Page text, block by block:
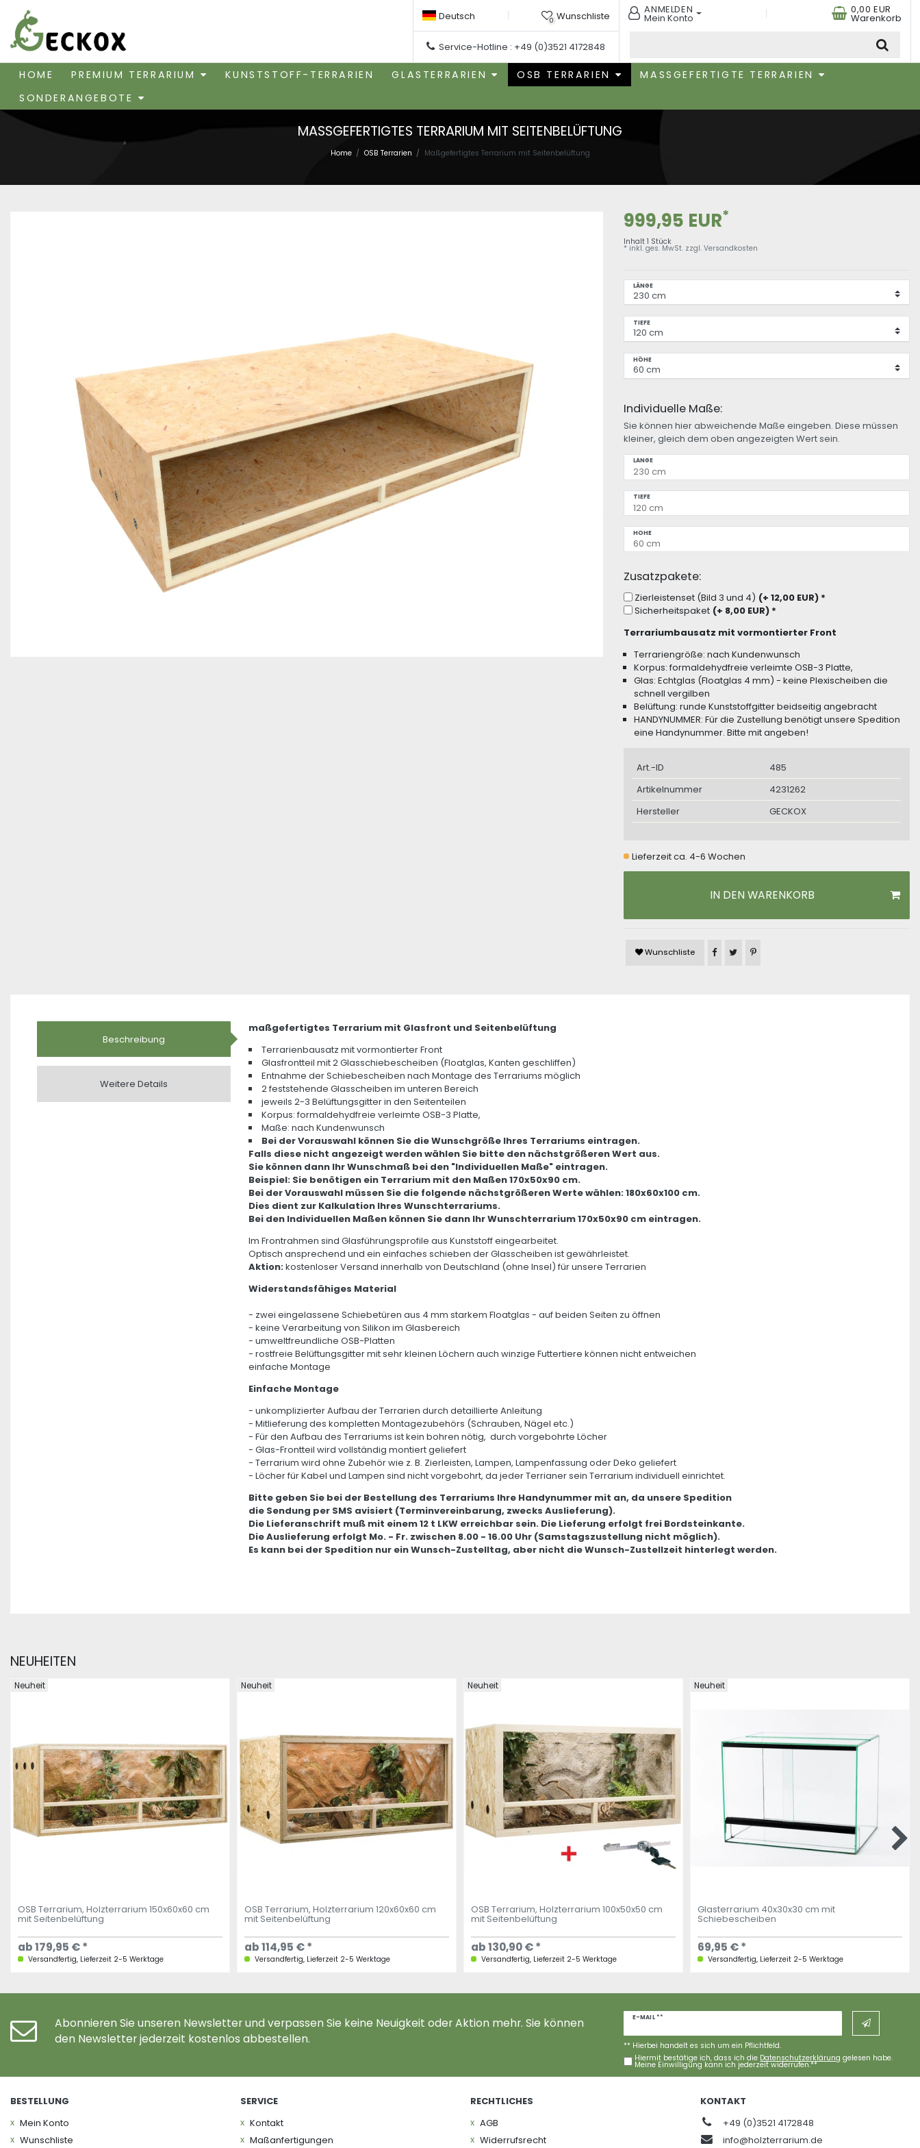
Deutsch 0 Wunschliste
Service-Hotline : +49 (0)3521 4172848
ANMELDEN
Mein Konto
0,00 EUR
Warenkorb
HOME PREMIUM TERRARIUM KUNSTSTOFF-TERRARIEN GLASTERRARIEN OSB TERRARIEN
MASSGEFERTIGTE TERRARIEN
SONDERANGEBOTE
MASSGEFERTIGTES TERRARIUM MIT SEITENBELÜFTUNG
Home OSB Terrarien Maßgefertigtes Terrarium mit Seitenbelüftung
999,95 EUR*
Inhalt 1 Stück
* inkl. ges. MwSt. zzgl. Versandkosten
LÄNGE
TIEFE
HÖHE
Individuelle Maße:
Sie können hier abweichende Maße eingeben. Diese müssen
kleiner, gleich dem oben angezeigten Wert sein.
LÄNGE
TIEFE
HÖHE
Zusatzpakete:
Zierleistenset (Bild 3 und 4) (+ 12,00 EUR)*
Sicherheitspaket (+ 8,00 EUR)*
Terrariumbausatz mit vormontierter Front
Terrariengröße: nach Kundenwunsch
Korpus: formaldehydfreie verleimte OSB-3 Platte,
Glas: Echtglas (Floatglas 4 mm) - keine Plexischeiben die
schnell vergilben
Belüftung: runde Kunststoffgitter beidseitig angebracht
HANDYNUMMER: Für die Zustellung benötigt unsere Spedition
eine Handynummer. Bitte mit angeben!
Art.-ID
485
Artikelnummer
4231262
Hersteller
GECKOX
Lieferzeit ca. 4-6 Wochen
IN DEN WARENKORB
Wunschliste Artikel auf Facebook teilen
Artikel auf Twitter teilen
Artikel auf Pinterest teilen
Beschreibung
Weitere Details
maßgefertigtes Terrarium mit Glasfront und Seitenbelüftung
Terrarienbausatz mit vormontierter Front
Glasfrontteil mit 2 Glasschiebescheiben (Floatglas, Kanten geschliffen)
Entnahme der Schiebescheiben nach Montage des Terrariums möglich
2 feststehende Glasscheiben im unteren Bereich
jeweils 2-3 Belüftungsgitter in den Seitenteilen
Korpus: formaldehydfreie verleimte OSB-3 Platte,
Maße: nach Kundenwunsch
Bei der Vorauswahl können Sie die Wunschgröße Ihres Terrariums eintragen.
Falls diese nicht angezeigt werden wählen Sie bitte den nächstgrößeren Wert aus.
Sie können dann Ihr Wunschmaß bei den "Individuellen Maße" eintragen.
Beispiel: Sie benötigen ein Terrarium mit den Maßen 170x50x90 cm.
Bei der Vorauswahl müssen Sie die folgende nächstgrößeren Werte wählen: 180x60x100 cm.
Dies dient zur Kalkulation Ihres Wunschterrariums.
Bei den Individuellen Maßen können Sie dann Ihr Wunschterrarium 170x50x90 cm eintragen.
Im Frontrahmen sind Glasführungsprofile aus Kunststoff eingearbeitet.
Optisch ansprechend und ein einfaches schieben der Glasscheiben ist gewährleistet.
Aktion:kostenloser Versand innerhalb von Deutschland (ohne Insel) für unsere Terrarien
Widerstandsfähiges Material
- zwei eingelassene Schiebetüren aus 4 mm starkem Floatglas - auf beiden Seiten zu öffnen
- keine Verarbeitung von Silikon im Glasbereich
- umweltfreundliche OSB-Platten
- rostfreie Belüftungsgitter mit sehr kleinen Löchern auch winzige Futtertiere können nicht entweichen
einfache Montage
Einfache Montage
- unkomplizierter Aufbau der Terrarien durch detaillierte Anleitung
- Mitlieferung des kompletten Montagezubehörs (Schrauben, Nägel etc.)
- Für den Aufbau des Terrariums ist kein bohren nötig, durch vorgebohrte Löcher
- Glas-Frontteil wird vollständig montiert geliefert
- Terrarium wird ohne Zubehör wie z. B. Zierleisten, Lampen, Lampenfassung oder Deko geliefert
- Löcher für Kabel und Lampen sind nicht vorgebohrt, da jeder Terrianer sein Terrarium individuell einrichtet.
Bitte geben Sie bei der Bestellung des Terrariums Ihre Handynummer mit an, da unsere Spedition
die Sendung per SMS avisiert (Terminvereinbarung, zwecks Auslieferung).
Die Lieferanschrift muß mit einem 12 t LKW erreichbar sein. Die Lieferung erfolgt frei Bordsteinkante.
Die Auslieferung erfolgt Mo. - Fr. zwischen 8.00 - 16.00 Uhr (Samstagszustellung nicht möglich).
Es kann bei der Spedition nur ein Wunsch-Zustelltag, aber nicht die Wunsch-Zustellzeit hinterlegt werden.
NEUHEITEN
Neuheit
OSB Terrarium, Holzterrarium 150x60x60 cm
mit Seitenbelüftung
ab 179,95 € *
Versandfertig, Lieferzeit 2-5 Werktage
Neuheit
OSB Terrarium, Holzterrarium 120x60x60 cm
mit Seitenbelüftung
ab 114,95 € *
Versandfertig, Lieferzeit 2-5 Werktage
Neuheit
OSB Terrarium, Holzterrarium 100x50x50 cm
mit Seitenbelüftung
ab 130,90 € *
Versandfertig, Lieferzeit 2-5 Werktage
Neuheit
Glasterrarium 40x30x30 cm mit
Schiebescheiben
69,95 € *
Versandfertig, Lieferzeit 2-5 Werktage
Abonnieren Sie unseren Newsletter und verpassen Sie keine Neuigkeit oder Aktion mehr. Sie können
den Newsletter jederzeit kostenlos abbestellen.
E-MAIL **
Newsletter
Hiermit bestätige ich, dass ich die Daten­schutz­erklärung gelesen habe.
Meine Einwilligung kann ich jederzeit widerrufen.**
** Hierbei handelt es sich um ein Pflichtfeld.
BESTELLUNG
Mein Konto
Wunschliste
SERVICE
Kontakt
Maßanfertigungen
RECHTLICHES
AGB
Widerrufs­recht
KONTAKT
+49 (0)3521 4172848
info@holzterrarium.de